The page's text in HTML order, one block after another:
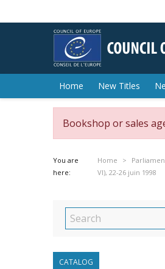
Home New Titles
Bookshop or sales
You are
here:
Home
VI), 22-26 juin 1998
CATALOG